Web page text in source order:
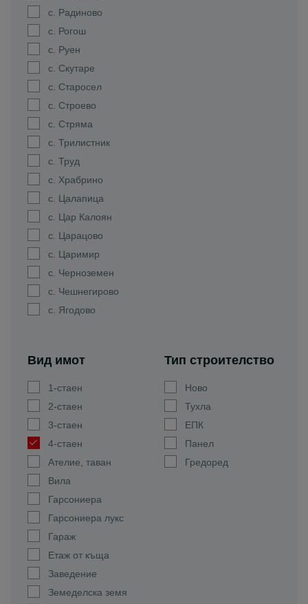
с. Радиново
с. Рогош
с. Руен
с. Скутаре
с. Старосел
с. Строево
с. Стряма
с. Трилистник
с. Труд
с. Храбрино
с. Цалапица
с. Цар Калоян
с. Царацово
с. Царимир
с. Черноземен
с. Чешнегирово
с. Ягодово
Вид имот
1-стаен
2-стаен
3-стаен
4-стаен
Ателие, таван
Вила
Гарсониера
Гарсониера лукс
Гараж
Етаж от къща
Заведение
Земеделска земя
Тип строителство
Ново
Тухла
ЕПК
Панел
Гредоред